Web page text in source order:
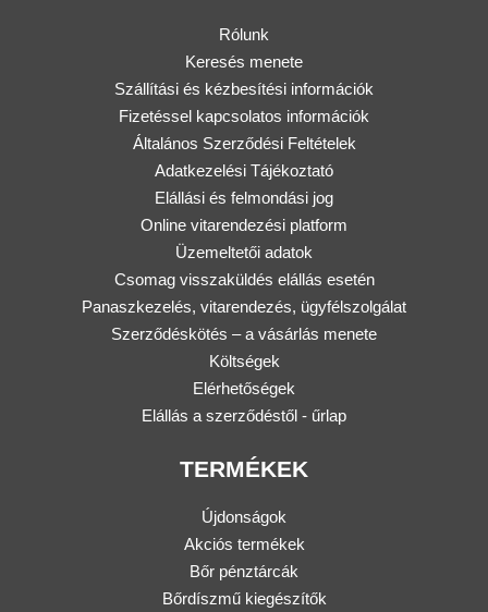
Rólunk
Keresés menete
Szállítási és kézbesítési információk
Fizetéssel kapcsolatos információk
Általános Szerződési Feltételek
Adatkezelési Tájékoztató
Elállási és felmondási jog
Online vitarendezési platform
Üzemeltetői adatok
Csomag visszaküldés elállás esetén
Panaszkezelés, vitarendezés, ügyfélszolgálat
Szerződéskötés – a vásárlás menete
Költségek
Elérhetőségek
Elállás a szerződéstől - űrlap
TERMÉKEK
Újdonságok
Akciós termékek
Bőr pénztárcák
Bőrdíszmű kiegészítők